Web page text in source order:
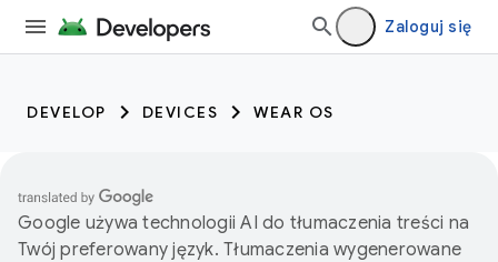
Zaloguj się
DEVELOP DEVICES WEAR OS
Google używa technologii AI do tłumaczenia treści na
Twój preferowany język. Tłumaczenia wygenerowane